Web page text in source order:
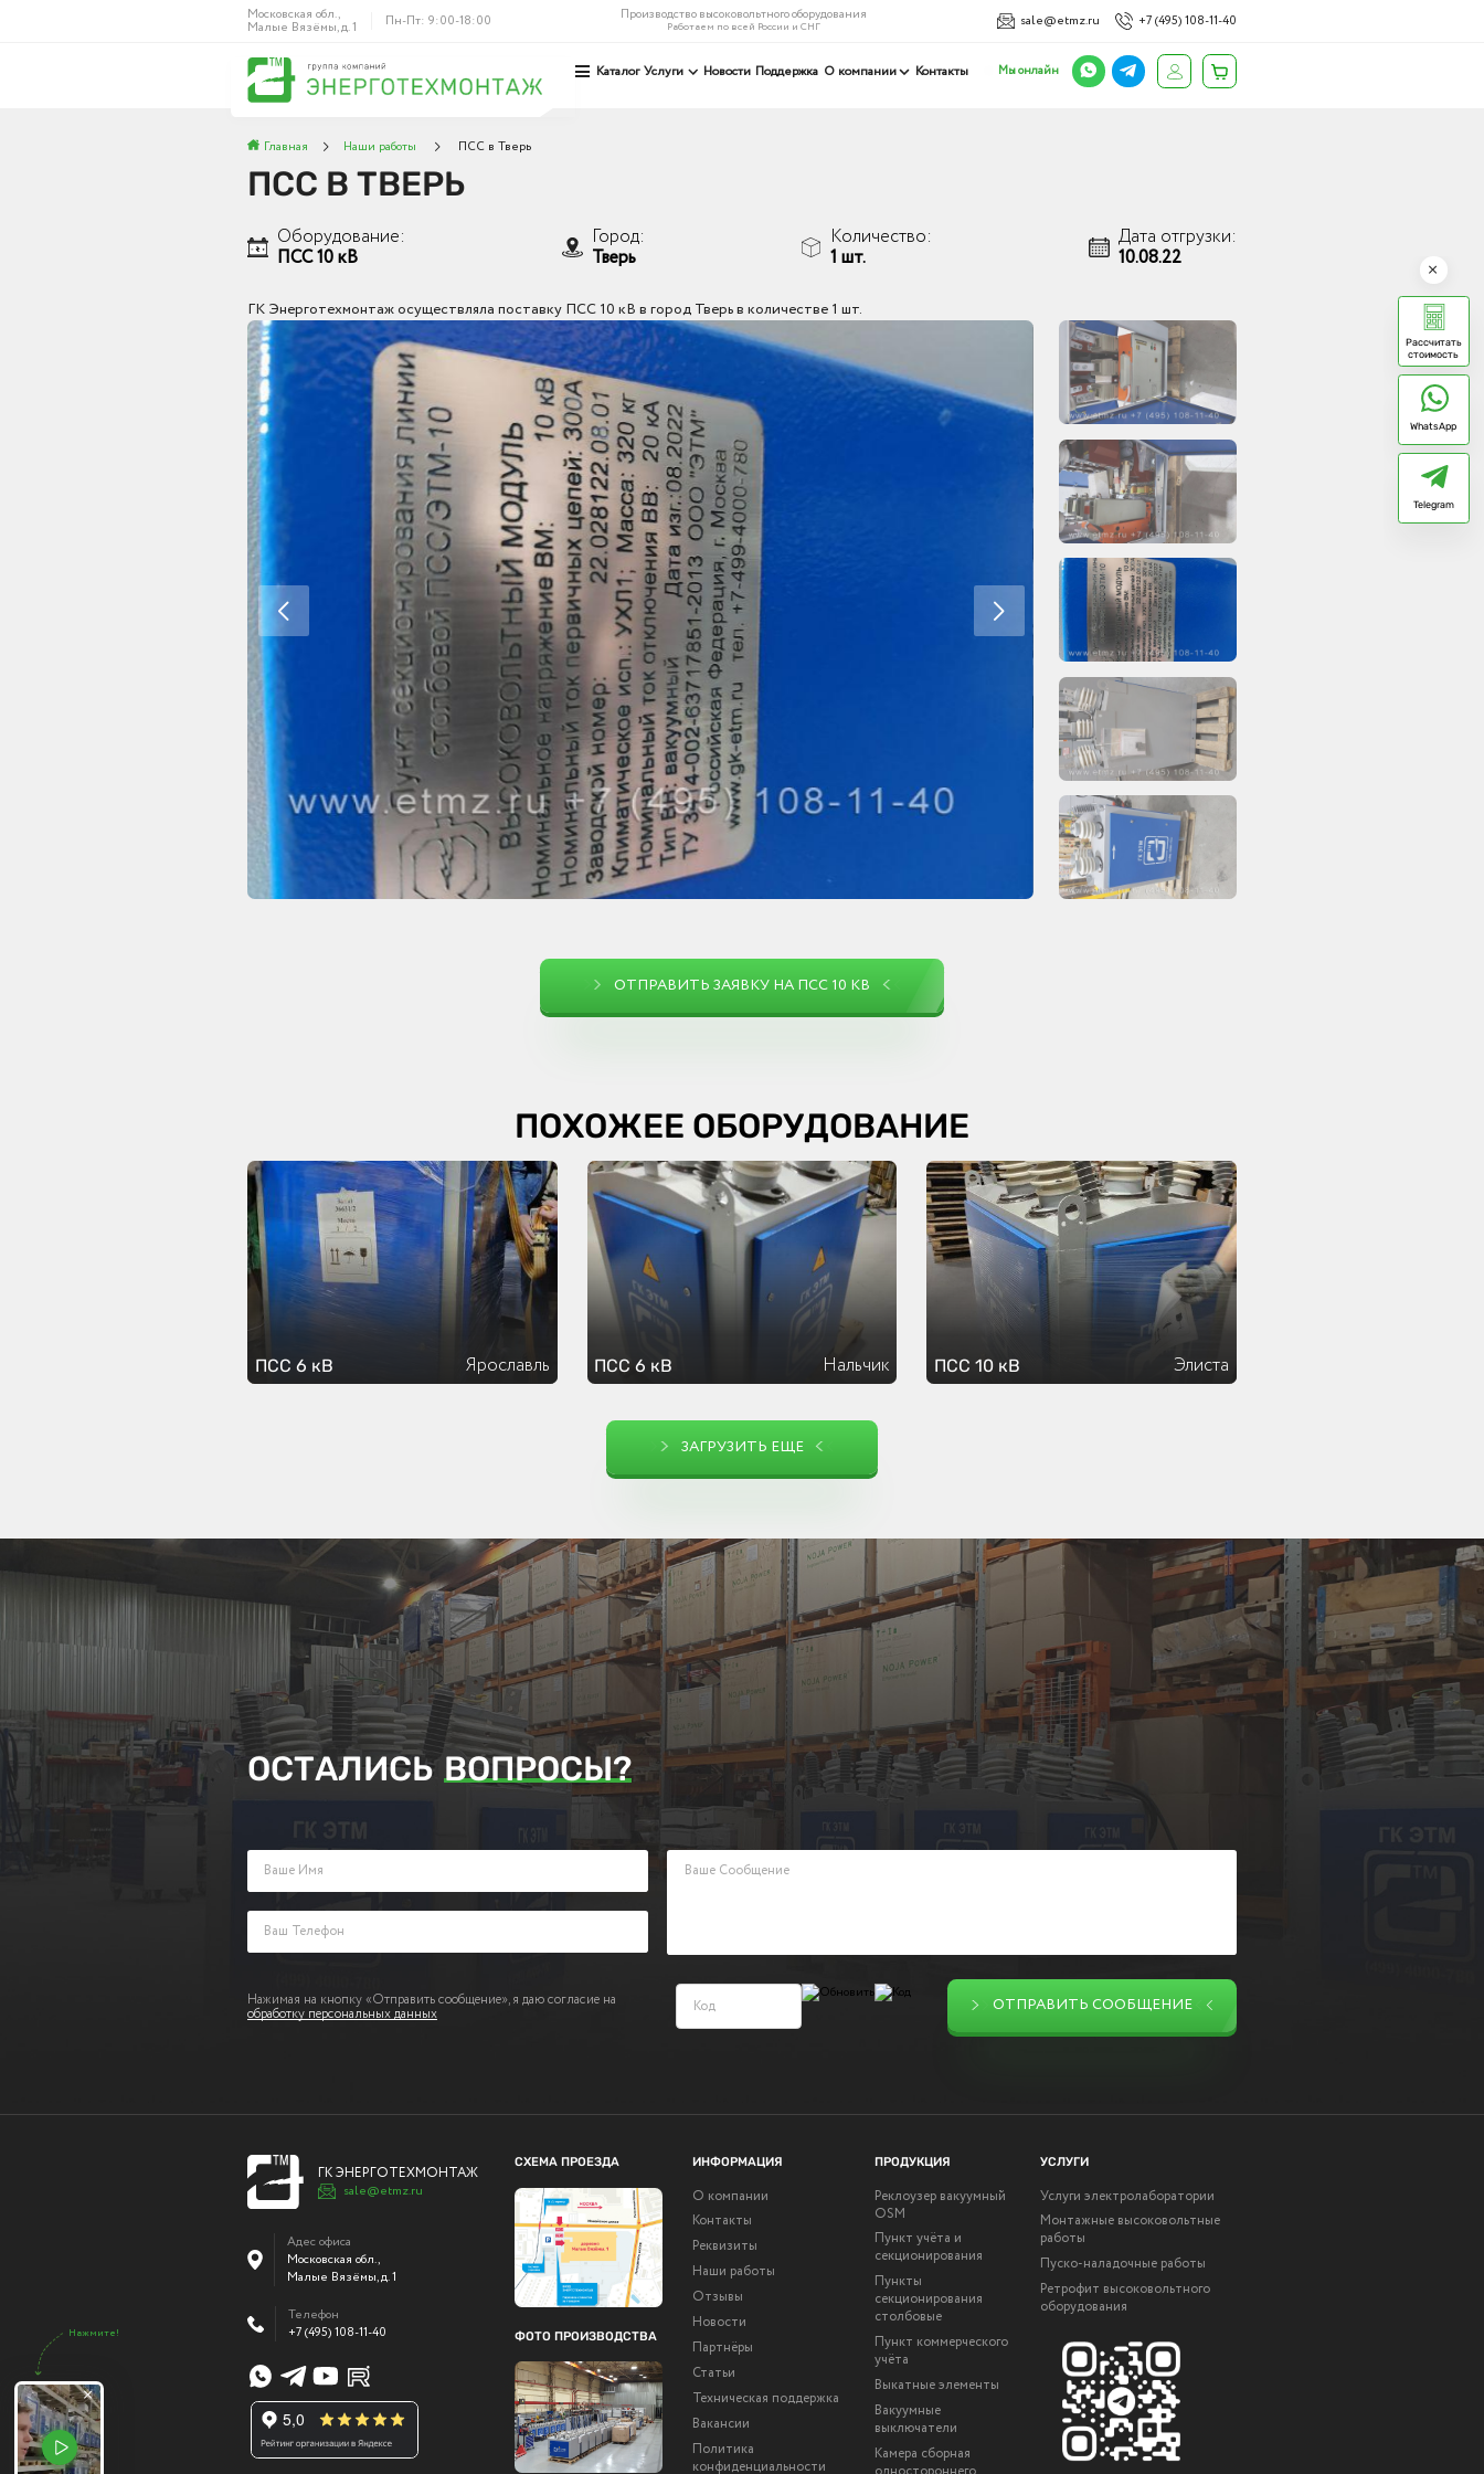
Московская обл.,
Малые Вязёмы, д. 1 Пн-Пт: 9:00-18:00 Производство высоковольтного оборудования
Работаем по всей России и СНГ sale@etmz.ru +7 (495) 108-11-40
Каталог Услуги Новости Поддержка О компании Контакты Мы онлайн
Главная Наши работы ПСС в Тверь
ПСС В ТВЕРЬ
Оборудование:
ПСС 10 кВ
Город:
Тверь
Количество:
1 шт.
Дата отгрузки:
10.08.22
ГК Энерготехмонтаж осуществляла поставку ПСС 10 кВ в город Тверь в количестве 1 шт.
ОТПРАВИТЬ ЗАЯВКУ НА ПСС 10 КВ
ПОХОЖЕЕ ОБОРУДОВАНИЕ
ПСС 6 кВ Ярославль ПСС 6 кВ Нальчик ПСС 10 кВ Элиста
ЗАГРУЗИТЬ ЕЩЕ
ОСТАЛИСЬ ВОПРОСЫ?
Заполните поля ниже и оставьте заявку. Наш менеджер ответит Вам в кратчайшие сроки.
Нажимая на кнопку «Отправить сообщение», я даю согласие на
обработку персональных данных ОТПРАВИТЬ СООБЩЕНИЕ
ГК ЭНЕРГОТЕХМОНТАЖ
sale@etmz.ru
Адес офиса
Московская обл.,
Малые Вязёмы,д. 1
Телефон
+7 (495) 108-11-40
СХЕМА ПРОЕЗДА
ФОТО ПРОИЗВОДСТВА
ИНФОРМАЦИЯ
О компании
Контакты
Реквизиты
Наши работы
Отзывы
Новости
Партнёры
Статьи
Техническая поддержка
Вакансии
Политика
конфиденциальности
ПРОДУКЦИЯ
Реклоузер вакуумный
OSM
Пункт учёта и
секционирования
Пункты
секционирования
столбовые
Пункт коммерческого
учёта
Выкатные элементы
Вакуумные
выключатели
Камера сборная
УСЛУГИ
Услуги электролаборатории
Монтажные высоковольтные
работы
Пуско-наладочные работы
Ретрофит высоковольтного
оборудования
Нажмите!
Рассчитать
стоимость
WhatsApp
Telegram